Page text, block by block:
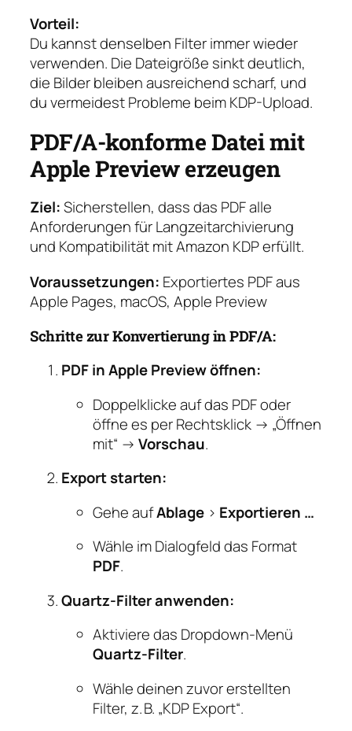
Vorteil:
Du kannst denselben Filter immer wieder
verwenden. Die Dateigröße sinkt deutlich,
die Bilder bleiben ausreichend scharf, und
du vermeidest Probleme beim KDP-Upload.
PDF/A-konforme Datei mit
Apple Preview erzeugen
Ziel:Sicherstellen, dass das PDF alle
Anforderungen für Langzeitarchivierung
und Kompatibilität mit Amazon KDP erfüllt.
Voraussetzungen: Exportiertes PDF aus
Apple Pages, macOS, Apple Preview
Schritte zur Konvertierung in PDF/A:
PDF in Apple Preview öffnen:
Doppelklicke auf das PDF oder
öffne es per Rechtsklick → „Öffnen
mit“ → Vorschau.
Export starten:
Gehe aufAblage > Exportieren …
Wähle im Dialogfeld das Format
PDF.
Quartz-Filter anwenden:
Aktiviere das Dropdown-Menü
Quartz-Filter.
Wähle deinen zuvor erstellten
Filter, z. B. „KDP Export“.